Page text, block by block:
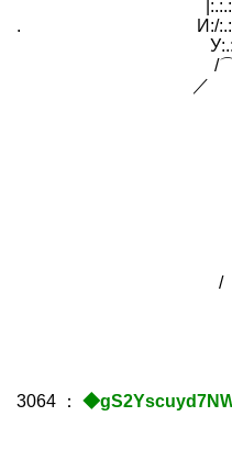
|:.:.:.:/:.:.|:.:.:.:.|.:T
. И:/:.:.:.:|:.:.:.:.|:.从
У:.:.:.:.|:.:.:.:.:V
/⌒|:.从:.:.:.:.:.
／ ∨:.:И:.:.:.|
∨:.:人:.:.|
＼{ ＼〉
/´＼ ＼ ⌒ﾆ
|ﾆﾆﾆ＼ ＼＿
|ﾆﾆﾆ
|ﾆﾆﾆﾆﾆﾆ＼＿＿
∧ﾆﾆ|ﾆﾆﾆﾆﾆﾆﾆﾆ
/ |ﾆﾆ|ﾆﾆﾆﾆﾆﾆﾆ
/ |ﾆﾆlﾆﾆﾆ
/ /|ﾆﾆ|ﾆﾆﾆﾆ|ﾆOﾆ
3064 ：